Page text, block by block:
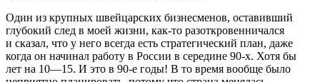
Один из крупных швейцарских бизнесменов, оставивший
глубокий след в моей жизни, как-то разоткровенничался
и сказал, что у него всегда есть стратегический план, даже
когда он начинал работу в России в середине 90-х. Хотя бы
лет на 10—15. И это в 90-е годы! В то время вообще было